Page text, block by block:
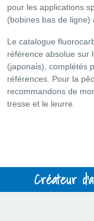
pour les applications
(bobines bas de ligne)
Le catalogue
référence absolue sur
(japonais), complétés
références. Pour la
recommandons de
tresse et le leurre.
Créateur